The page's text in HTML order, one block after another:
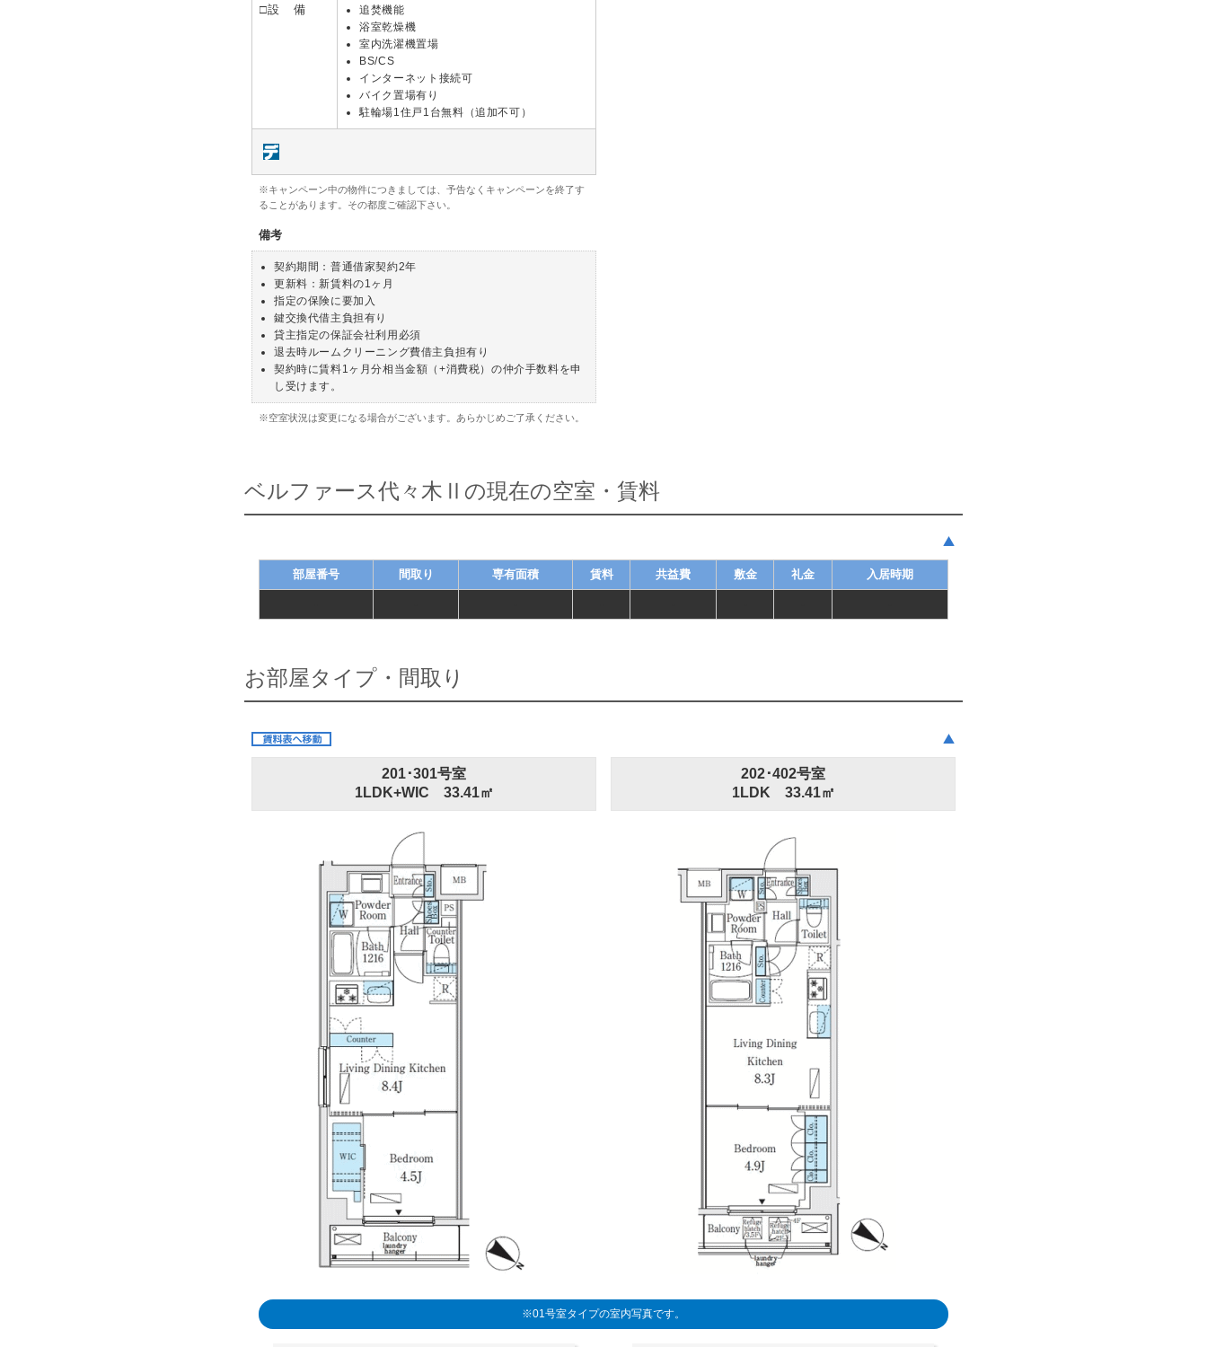
□設 備
追焚機能
浴室乾燥機
室内洗濯機置場
BS/CS
インターネット接続可
バイク置場有り
駐輪場1住戸1台無料（追加不可）
※キャンペーン中の物件につきましては、予告なくキャンペーンを終了す
ることがあります。その都度ご確認下さい。
備考
契約期間：普通借家契約2年
更新料：新賃料の1ヶ月
指定の保険に要加入
鍵交換代借主負担有り
貸主指定の保証会社利用必須
退去時ルームクリーニング費借主負担有り
契約時に賃料1ヶ月分相当金額（+消費税）の仲介手数料を申
し受けます。
※空室状況は変更になる場合がございます。あらかじめご了承ください。
ベルファース代々木Ⅱの現在の空室・賃料
部屋番号 間取り 専有面積 賃料 共益費 敷金 礼金 入居時期
お部屋タイプ・間取り
201･301号室
1LDK+WIC 33.41㎡
202･402号室
1LDK 33.41㎡
※01号室タイプの室内写真です。